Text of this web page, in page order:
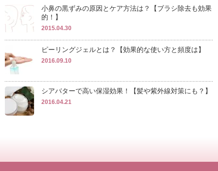
小鼻の黒ずみの原因とケア方法は？【ブラシ除去も効果
的！】
2015.04.30
ピーリングジェルとは？【効果的な使い方と頻度は】
2016.09.10
シアバターで高い保湿効果！【髪や紫外線対策にも？】
2016.04.21